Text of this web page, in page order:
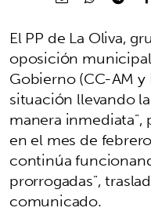
El PP de La Oliva,
oposición
Gobierno (CC-AM y
situación llevando
manera
en el mes de
continúa
prorrogadas",
comunicado.